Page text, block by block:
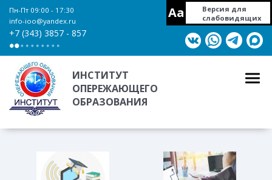
Пн-Пт 09:00 - 17:30
info-ioo@yandex.ru
+7 (343) 3857 - 857
Aa
Версия для
слабовидящих
ИНСТИТУТ
ОПЕРЕЖАЮЩЕГО
ОБРАЗОВАНИЯ